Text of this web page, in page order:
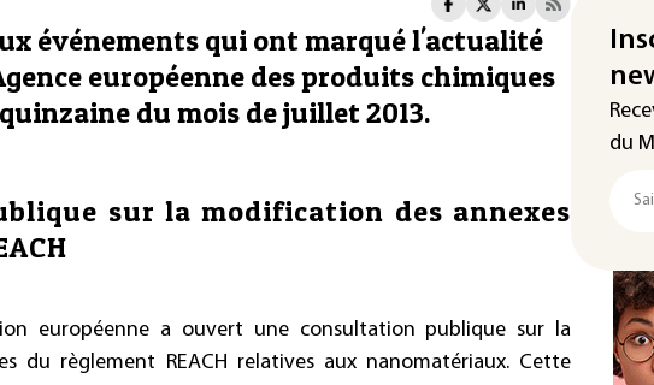
événements qui ont marqué l'actualité
européenne des produits chimiques
du mois de juillet 2013.
sur la modification des annexes
européenne a ouvert une consultation publique sur la
du règlement REACH relatives aux nanomatériaux. Cette
du